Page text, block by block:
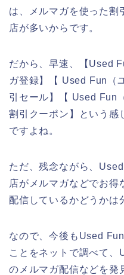
は、メルマガを使った割
店が多いからです。
だから、早速、【Used
ガ登録】【 Used Fun（
引セール】【 Used Fun
割引クーポン】という感
ですよね。
ただ、残念ながら、
店がメルマガなどでお得
配信しているかどうかは
なので、今後もUsed
ことをネットで調べて、
のメルマガ配信などを発